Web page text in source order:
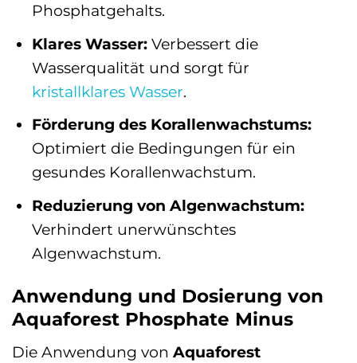
Phosphatgehalts.
Klares Wasser:Verbessert die
Wasserqualität und sorgt für
kristallklares Wasser.
Förderung des Korallenwachstums:
Optimiert die Bedingungen für ein
gesundes Korallenwachstum.
Reduzierung von Algenwachstum:
Verhindert unerwünschtes
Algenwachstum.
Anwendung und Dosierung von
Aquaforest Phosphate Minus
Die Anwendung von Aquaforest